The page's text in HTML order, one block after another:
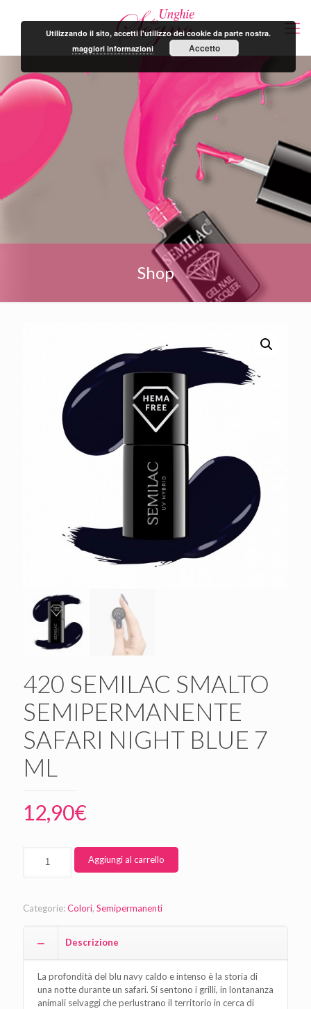
Shop
420 SEMILAC SMALTO
SEMIPERMANENTE
SAFARI NIGHT BLUE 7
ML
12,90€
Aggiungi al carrello
Categorie:Colori, Semipermanenti
Descrizione
La profondità del blu navy caldo e intenso è la storia di
una notte durante un safari. Si sentono i grilli, in lontananza
animali selvaggi che perlustrano il territorio in cerca di
Utilizzando il sito, accetti l'utilizzo dei cookie da parte nostra.
maggiori informazioni
Accetto